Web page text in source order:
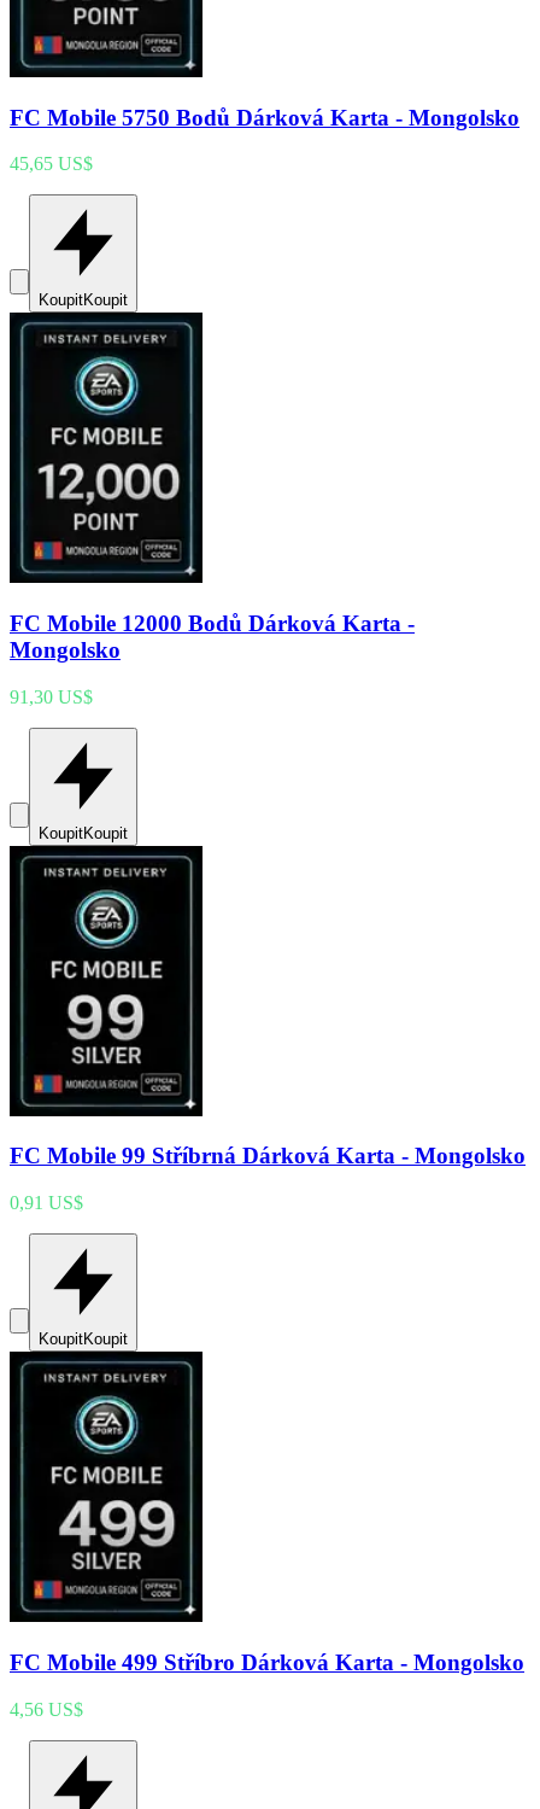
FC Mobile 5750 Bodů Dárková Karta - Mongolsko
45,65 US$
KoupitKoupit
FC Mobile 12000 Bodů Dárková Karta -
Mongolsko
91,30 US$
KoupitKoupit
FC Mobile 99 Stříbrná Dárková Karta - Mongolsko
0,91 US$
KoupitKoupit
FC Mobile 499 Stříbro Dárková Karta - Mongolsko
4,56 US$